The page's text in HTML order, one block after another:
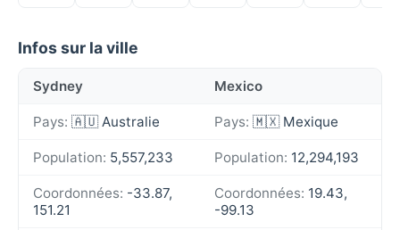
Infos sur la ville
Sydney Mexico
Pays: 🇦🇺 Australie Pays: 🇲🇽 Mexique
Population: 5,557,233 Population: 12,294,193
Coordonnées: -33.87,
151.21
Coordonnées: 19.43,
-99.13